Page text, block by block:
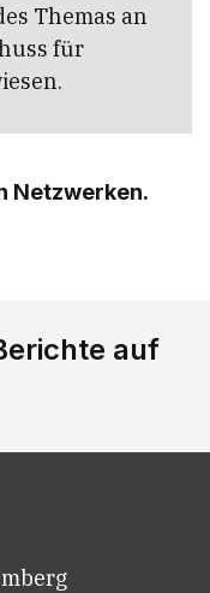
Themas an
für
Netzwerken.
auf